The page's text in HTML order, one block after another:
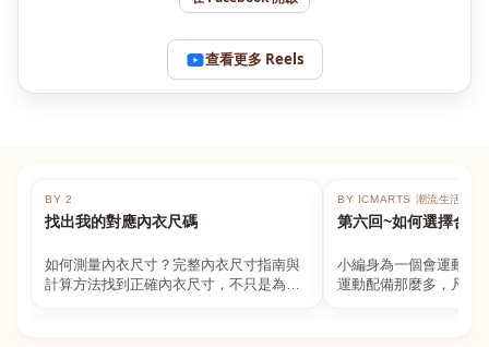
查看更多 Reels
BY 2
找出我的對應內衣尺碼
如何測量內衣尺寸？完整內衣尺寸指南與
計算方法找到正確內衣尺寸，不只是為了
BY ICMARTS 潮流生活百貨
第六回~如何選擇合適
小編身為一個會運動的
運動配備那麼多，凡舉